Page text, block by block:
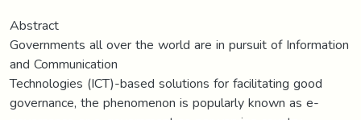
Abstract
Governments all over the world are in pursuit of Information
and Communication
Technologies (ICT)-based solutions for facilitating good
governance, the phenomenon is popularly known as e-